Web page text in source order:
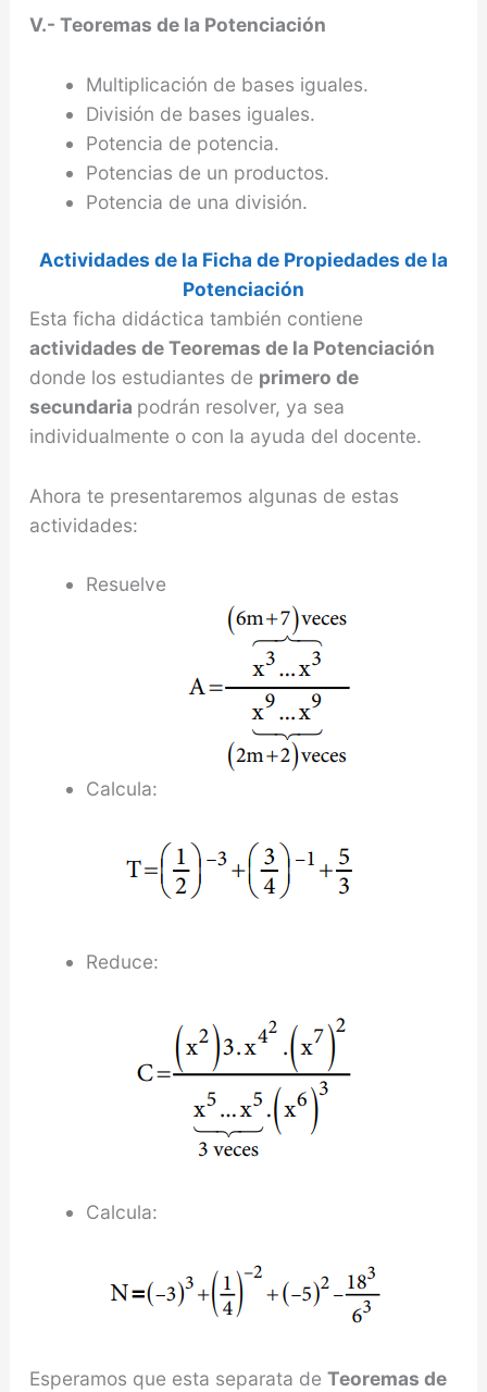
V.- Teoremas de la Potenciación
Multiplicación de bases iguales.
División de bases iguales.
Potencia de potencia.
Potencias de un productos.
Potencia de una división.
Actividades de la Ficha de Propiedades de la
Potenciación
Esta ficha didáctica también contiene
actividades de Teoremas de la Potenciación
donde los estudiantes de primero de
secundaria podrán resolver, ya sea
individualmente o con la ayuda del docente.
Ahora te presentaremos algunas de estas
actividades:
Resuelve
Calcula:
Reduce:
Calcula:
Esperamos que esta separata de Teoremas de